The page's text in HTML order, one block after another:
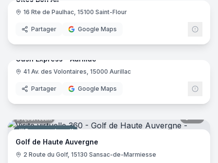
Gîte
16 Rte de Paulhac, 15100 Saint-Flour
Partager Google Maps
Dépôt-vente
14
Cash Express - Aurillac
41 Av. des Volontaires, 15000 Aurillac
Partager Google Maps
Parcours de golf
Ajout récent
Golf de Haute Auvergne
2 Route du Golf, 15130 Sansac-de-Marmiesse